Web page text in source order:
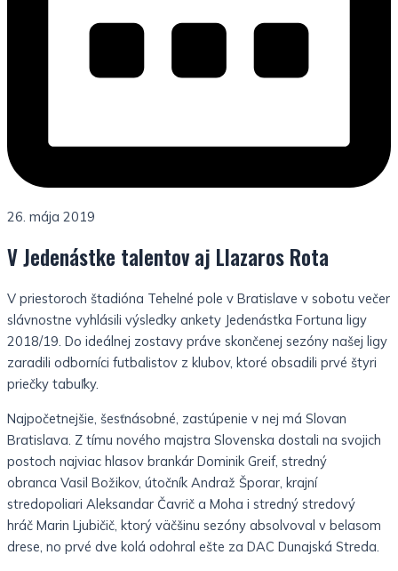
26. mája 2019
V Jedenástke talentov aj Llazaros Rota
V priestoroch štadióna Tehelné pole v Bratislave v sobotu večer
slávnostne vyhlásili výsledky ankety Jedenástka Fortuna ligy
2018/19. Do ideálnej zostavy práve skončenej sezóny našej ligy
zaradili odborníci futbalistov z klubov, ktoré obsadili prvé štyri
priečky tabuľky.
Najpočetnejšie, šesťnásobné, zastúpenie v nej má Slovan
Bratislava. Z tímu nového majstra Slovenska dostali na svojich
postoch najviac hlasov brankár Dominik Greif, stredný
obranca Vasil Božikov, útočník Andraž Šporar, krajní
stredopoliari Aleksandar Čavrič a Moha i stredný stredový
hráč Marin Ljubičič, ktorý väčšinu sezóny absolvoval v belasom
drese, no prvé dve kolá odohral ešte za DAC Dunajská Streda.